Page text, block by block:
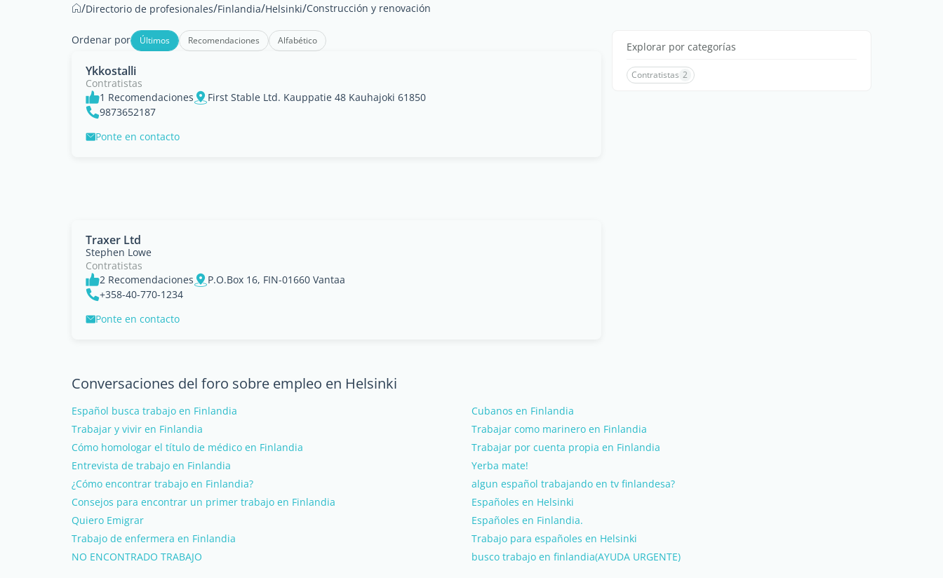
/Directorio de profesionales/Finlandia/Helsinki/Construcción y renovación
Ordenar por Últimos Recomendaciones Alfabético
Ykkostalli
Contratistas
1 Recomendaciones
First Stable Ltd. Kauppatie 48 Kauhajoki 61850
9873652187
Ponte en contacto
Traxer Ltd
Stephen Lowe
Contratistas
2 Recomendaciones
P.O.Box 16, FIN-01660 Vantaa
+358-40-770-1234
Ponte en contacto
Explorar por categorías
Contratistas 2
Conversaciones del foro sobre empleo en Helsinki
Español busca trabajo en Finlandia
Cubanos en Finlandia
Trabajar y vivir en Finlandia
Trabajar como marinero en Finlandia
Cómo homologar el título de médico en Finlandia
Trabajar por cuenta propia en Finlandia
Entrevista de trabajo en Finlandia
Yerba mate!
¿Cómo encontrar trabajo en Finlandia?
algun español trabajando en tv finlandesa?
Consejos para encontrar un primer trabajo en Finlandia
Españoles en Helsinki
Quiero Emigrar
Españoles en Finlandia.
Trabajo de enfermera en Finlandia
Trabajo para españoles en Helsinki
NO ENCONTRADO TRABAJO
busco trabajo en finlandia(AYUDA URGENTE)